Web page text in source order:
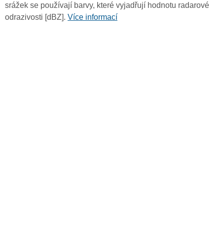
srážek se používají barvy, které vyjadřují hodnotu radarové
odrazivosti [dBZ]. Více informací